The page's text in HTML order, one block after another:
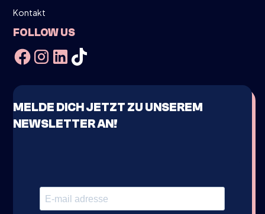
Kontakt
FOLLOW US
MELDE DICH JETZT ZU UNSEREM
NEWSLETTER AN!